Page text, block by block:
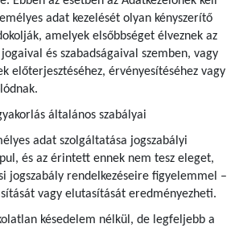
adat kezelését olyan kényszerítő
amelyek elsőbbséget élveznek az
és szabadságaival szemben, vagy
előterjesztéséhez, érvényesítéséhez vagy
általános szabályai
adat szolgáltatása jogszabályi
és az érintett ennek nem tesz eleget,
jogszabály rendelkezéseire figyelemmel –
vagy elutasítását eredményezheti.
késedelem nélkül, de legfeljebb a